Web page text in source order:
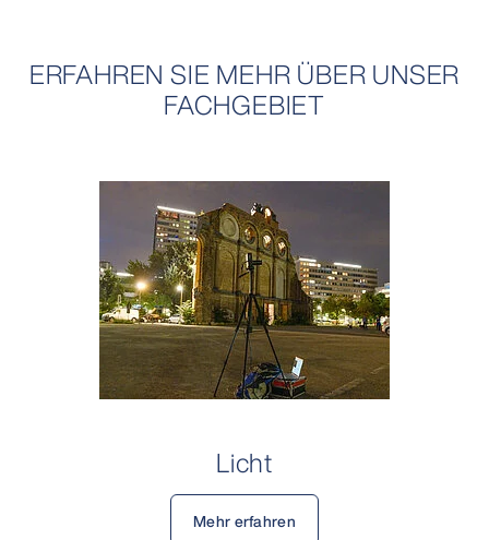
ERFAHREN SIE MEHR ÜBER UNSER
FACHGEBIET
Licht
Mehr erfahren